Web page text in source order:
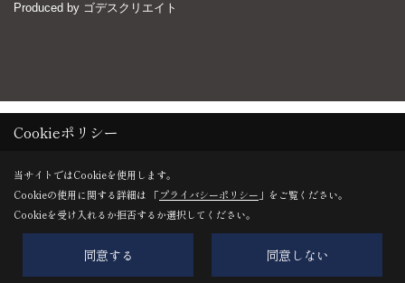
Produced by ゴデスクリエイト
Cookieポリシー
当サイトではCookieを使用します。
Cookieの使用に関する詳細は 「プライバシーポリシー 」をご覧ください。
Cookieを受け入れるか拒否するか選択してください。
同意する 同意しない